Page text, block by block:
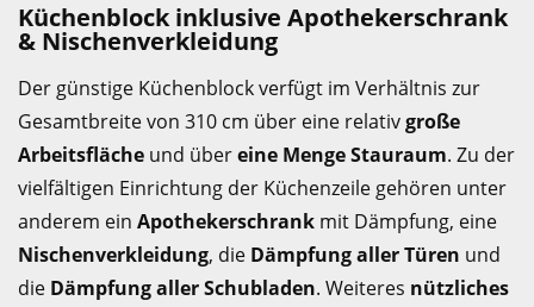
Küchenblock inklusive Apothekerschrank
& Nischenverkleidung
Der günstige Küchenblock verfügt im Verhältnis zur
Gesamtbreite von 310 cm über eine relativgroße
Arbeitsfläche und übereine Menge Stauraum. Zu der
vielfältigen Einrichtung der Küchenzeile gehören unter
anderem ein Apothekerschrank mit Dämpfung, eine
Nischenverkleidung, die Dämpfung aller Türen und
die Dämpfung aller Schubladen. Weiteres nützliches